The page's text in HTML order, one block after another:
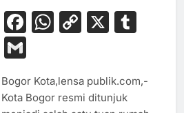
Facebook
WhatsApp
Copy
X
Gmail
Bogor Kota,lensa publik.com,-
Kota Bogor resmi ditunjuk